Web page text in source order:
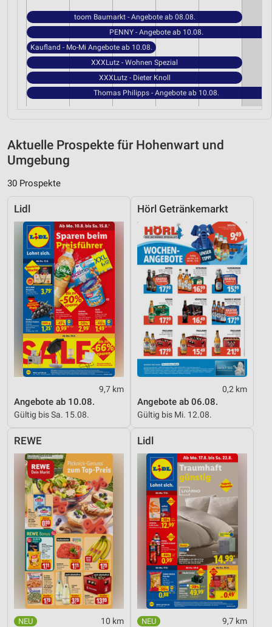
toom Baumarkt - Angebote ab 08.08.
PENNY - Angebote ab 10.08.
Kaufland - Mo-Mi Angebote ab 10.08.
XXXLutz - Wohnen Spezial
XXXLutz - Dieter Knoll
Thomas Philipps - Angebote ab 10.08.
Aktuelle Prospekte für Hohenwart und
Umgebung
30 Prospekte
Lidl
9,7 km
Angebote ab 10.08.
Gültig bis Sa. 15.08.
Hörl Getränkemarkt
0,2 km
Angebote ab 06.08.
Gültig bis Mi. 12.08.
REWE
10 km
Lidl
9,7 km